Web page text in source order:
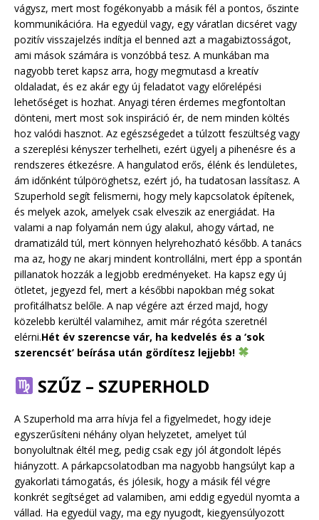
vágysz, mert most fogékonyabb a másik fél a pontos, őszinte
kommunikációra. Ha egyedül vagy, egy váratlan dicséret vagy
pozitív visszajelzés indítja el benned azt a magabiztosságot,
ami mások számára is vonzóbbá tesz. A munkában ma
nagyobb teret kapsz arra, hogy megmutasd a kreatív
oldaladat, és ez akár egy új feladatot vagy előrelépési
lehetőséget is hozhat. Anyagi téren érdemes megfontoltan
dönteni, mert most sok inspiráció ér, de nem minden költés
hoz valódi hasznot. Az egészségedet a túlzott feszültség vagy
a szereplési kényszer terhelheti, ezért ügyelj a pihenésre és a
rendszeres étkezésre. A hangulatod erős, élénk és lendületes,
ám időnként túlpöröghetsz, ezért jó, ha tudatosan lassítasz. A
Szuperhold segít felismerni, hogy mely kapcsolatok építenek,
és melyek azok, amelyek csak elveszik az energiádat. Ha
valami a nap folyamán nem úgy alakul, ahogy vártad, ne
dramatizáld túl, mert könnyen helyrehozható később. A tanács
ma az, hogy ne akarj mindent kontrollálni, mert épp a spontán
pillanatok hozzák a legjobb eredményeket. Ha kapsz egy új
ötletet, jegyezd fel, mert a későbbi napokban még sokat
profitálhatsz belőle. A nap végére azt érzed majd, hogy
közelebb kerültél valamihez, amit már régóta szeretnél
elérni.Hét év szerencse vár, ha kedvelés és a ‘sok
szerencsét’ beírása után gördítesz lejjebb!
SZŰZ – SZUPERHOLD
A Szuperhold ma arra hívja fel a figyelmedet, hogy ideje
egyszerűsíteni néhány olyan helyzetet, amelyet túl
bonyolultnak éltél meg, pedig csak egy jól átgondolt lépés
hiányzott. A párkapcsolatodban ma nagyobb hangsúlyt kap a
gyakorlati támogatás, és jólesik, hogy a másik fél végre
konkrét segítséget ad valamiben, ami eddig egyedül nyomta a
vállad. Ha egyedül vagy, ma egy nyugodt, kiegyensúlyozott